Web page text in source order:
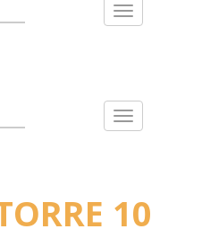
Toggle
Toggle
10